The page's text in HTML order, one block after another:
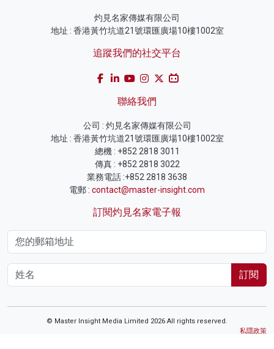
灼見名家傳媒有限公司
地址 : 香港黃竹坑道21號環匯廣場10樓1002室
追蹤我們的社交平台
聯絡我們
公司 : 灼見名家傳媒有限公司
地址 : 香港黃竹坑道21號環匯廣場10樓1002室
總機 : +852 2818 3011
傳真 : +852 2818 3022
業務電話 :+852 2818 3638
電郵 : contact@master-insight.com
訂閱灼見名家電子報
訂閱
© Master Insight Media Limited 2026 All rights reserved.
私隱政策